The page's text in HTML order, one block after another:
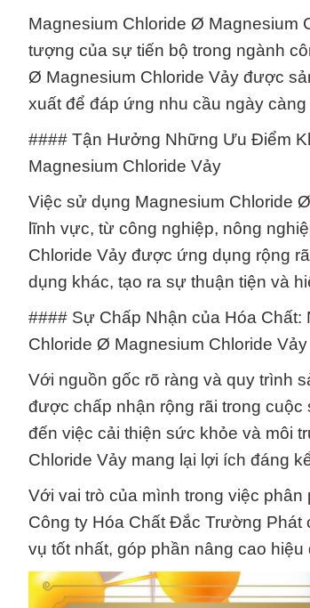
Magnesium Chloride Ø Magnesium
tượng của sự tiến bộ trong ngành
Ø Magnesium Chloride Vảy được
xuất để đáp ứng nhu cầu ngày
#### Tận Hưởng Những Ưu Điểm
Magnesium Chloride Vảy
Việc sử dụng Magnesium Chloride
lĩnh vực, từ công nghiệp, nông
Chloride Vảy được ứng dụng rộng
dụng khác, tạo ra sự thuận tiện và
#### Sự Chấp Nhận của Hóa
Chloride Ø Magnesium Chloride Vảy
Với nguồn gốc rõ ràng và quy trình
được chấp nhận rộng rãi trong
đến việc cải thiện sức khỏe và môi
Chloride Vảy mang lại lợi ích đáng
Với vai trò của mình trong việc
Công ty Hóa Chất Đắc Trường
vụ tốt nhất, góp phần nâng cao